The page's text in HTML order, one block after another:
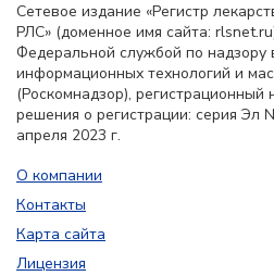
Сетевое издание «Регистр
РЛС» (доменное имя сайта:
Федеральной службой по надзору
информационных технологий и
(Роскомнадзор), регистрационный
решения о регистрации: серия
апреля 2023 г.
О компании
Контакты
Карта сайта
Лицензия